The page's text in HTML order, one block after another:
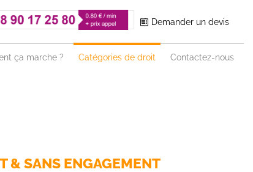
Demander un devis
ça marche ? Catégories de droit Contactez-nous
& SANS ENGAGEMENT